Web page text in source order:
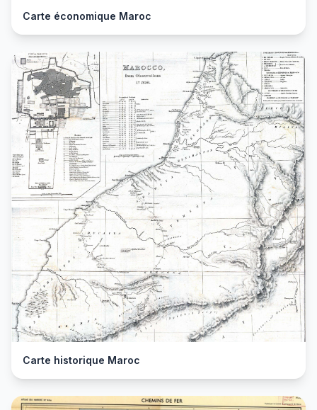
Carte économique Maroc
Carte historique Maroc